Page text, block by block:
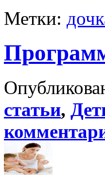
Метки:
статьи,